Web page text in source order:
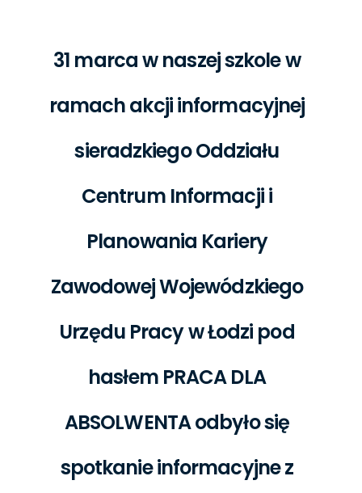
31 marca w naszej szkole w
ramach akcji informacyjnej
sieradzkiego Oddziału
Centrum Informacji i
Planowania Kariery
Zawodowej Wojewódzkiego
Urzędu Pracy w Łodzi pod
hasłem PRACA DLA
ABSOLWENTA odbyło się
spotkanie informacyjne z